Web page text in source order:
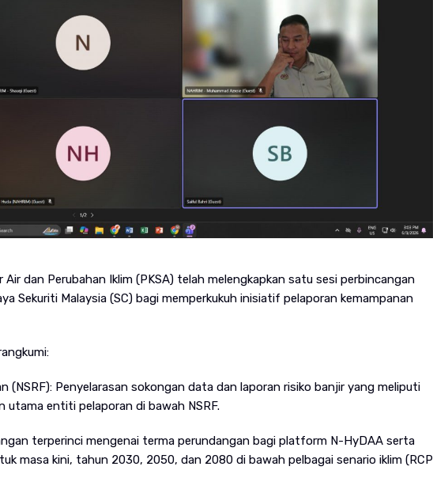
dan Perubahan Iklim (PKSA) telah melengkapkan satu sesi perbincangan
Sekuriti Malaysia (SC) bagi memperkukuh inisiatif pelaporan kemampanan
(NSRF): Penyelarasan sokongan data dan laporan risiko banjir yang meliputi
utama entiti pelaporan di bawah NSRF.
terperinci mengenai terma perundangan bagi platform N-HyDAA serta
masa kini, tahun 2030, 2050, dan 2080 di bawah pelbagai senario iklim (RCP